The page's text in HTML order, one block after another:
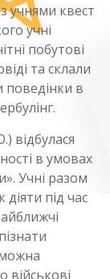
учнями квест
учні
побутові
та склали
поведінки в
відбулася
в умовах
Учні разом
під час